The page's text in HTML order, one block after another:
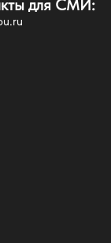
комплекс
для СМИ: